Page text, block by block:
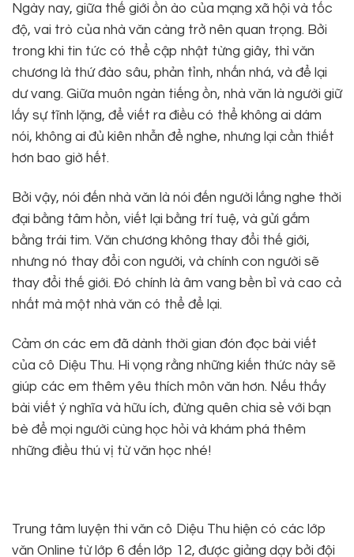
Ngày nay, giữa thế giới ồn ào của mạng xã hội và tốc
độ, vai trò của nhà văn càng trở nên quan trọng. Bởi
trong khi tin tức có thể cập nhật từng giây, thì văn
chương là thứ đào sâu, phản tỉnh, nhấn nhá, và để lại
dư vang. Giữa muôn ngàn tiếng ồn, nhà văn là người giữ
lấy sự tĩnh lặng, để viết ra điều có thể không ai dám
nói, không ai đủ kiên nhẫn để nghe, nhưng lại cần thiết
hơn bao giờ hết.
Bởi vậy, nói đến nhà văn là nói đến người lắng nghe thời
đại bằng tâm hồn, viết lại bằng trí tuệ, và gửi gắm
bằng trái tim. Văn chương không thay đổi thế giới,
nhưng nó thay đổi con người, và chính con người sẽ
thay đổi thế giới. Đó chính là âm vang bền bỉ và cao cả
nhất mà một nhà văn có thể để lại.
Cảm ơn các em đã dành thời gian đón đọc bài viết
của cô Diệu Thu. Hi vọng rằng những kiến thức này sẽ
giúp các em thêm yêu thích môn văn hơn. Nếu thấy
bài viết ý nghĩa và hữu ích, đừng quên chia sẻ với bạn
bè để mọi người cùng học hỏi và khám phá thêm
những điều thú vị từ văn học nhé!
Trung tâm luyện thi văn cô Diệu Thu hiện có các lớp
văn Online từ lớp 6 đến lớp 12, được giảng dạy bởi đội